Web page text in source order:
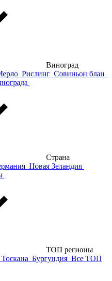
Виноград
Рислинг Совиньон блан
Страна
Новая Зеландия
ТОП регионы
Тоскана Бургундия Все ТОП